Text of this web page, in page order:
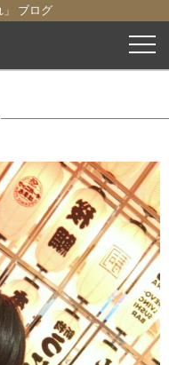
」 ブログ